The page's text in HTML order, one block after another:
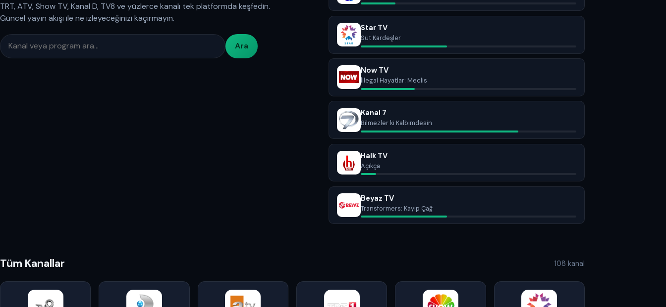
TRT, ATV, Show TV, Kanal D, TV8 ve yüzlerce kanalı tek platformda keşfedin.
Güncel yayın akışı ile ne izleyeceğinizi kaçırmayın.
Ara
Star TV
Süt Kardeşler
Now TV
İllegal Hayatlar: Meclis
Kanal 7
Bilmezler ki Kalbimdesin
Halk TV
Açıkça
Beyaz TV
Transformers: Kayıp Çağ
Tüm Kanallar 108 kanal